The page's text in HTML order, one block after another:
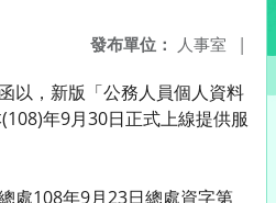
發布單位： 人事室 |
以，新版「公務人員個人資料
年9月30日正式上線提供服
處108年9月23日總處資字第